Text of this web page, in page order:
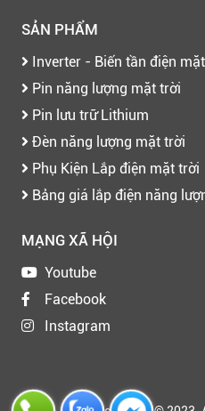
SẢN PHẨM
Inverter - Biến tần điện
Pin năng lượng mặt trời
Pin lưu trữ Lithium
Đèn năng lượng mặt trời
Phụ Kiện Lắp điện mặt trời
Bảng giá lắp điện năng
MẠNG XÃ HỘI
Youtube
Facebook
Instagram